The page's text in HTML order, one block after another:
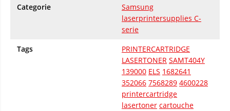
Categorie
Samsung
laserprintersupplies C-
serie
Tags
PRINTERCARTRIDGE
LASERTONER SAMT404Y
139000 ELS 1682641
352066 7568289 4600228
printercartridge
lasertoner cartouche